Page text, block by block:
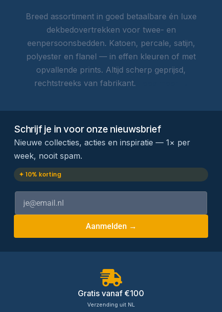
Breed assortiment in goed betaalbare én luxe
dekbedovertrekken voor twee- en
eenpersoonsbedden. Katoen, percale, satijn,
polyester en flanel — in effen kleuren of met
opvallende prints. Altijd scherp geprijsd,
rechtstreeks van fabrikant.
Schrijf je in voor onze nieuwsbrief
Nieuwe collecties, acties en inspiratie — 1× per
week, nooit spam.
✦ 10% korting
Aanmelden →
Gratis vanaf €100
Verzending uit NL